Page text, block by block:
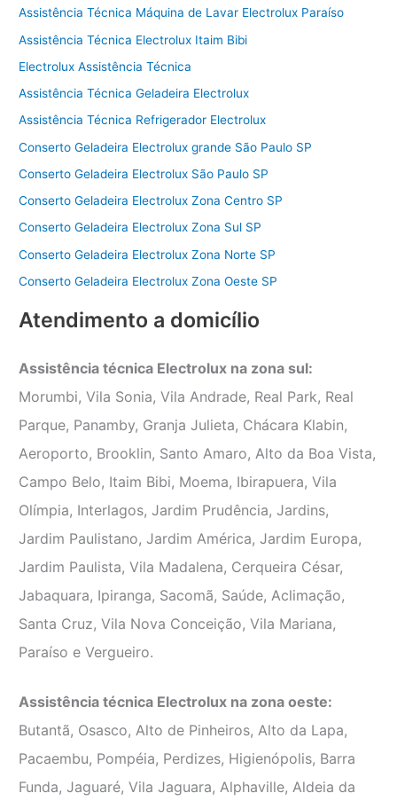
Assistência Técnica Máquina de Lavar Electrolux Paraíso
Assistência Técnica Electrolux Itaim Bibi
Electrolux Assistência Técnica
Assistência Técnica Geladeira Electrolux
Assistência Técnica Refrigerador Electrolux
Conserto Geladeira Electrolux grande São Paulo SP
Conserto Geladeira Electrolux São Paulo SP
Conserto Geladeira Electrolux Zona Centro SP
Conserto Geladeira Electrolux Zona Sul SP
Conserto Geladeira Electrolux Zona Norte SP
Conserto Geladeira Electrolux Zona Oeste SP
Atendimento a domicílio
Assistência técnica Electrolux na zona sul:
Morumbi, Vila Sonia, Vila Andrade, Real Park, Real
Parque, Panamby, Granja Julieta, Chácara Klabin,
Aeroporto, Brooklin, Santo Amaro, Alto da Boa Vista,
Campo Belo, Itaim Bibi, Moema, Ibirapuera, Vila
Olímpia, Interlagos, Jardim Prudência, Jardins,
Jardim Paulistano, Jardim América, Jardim Europa,
Jardim Paulista, Vila Madalena, Cerqueira César,
Jabaquara, Ipiranga, Sacomã, Saúde, Aclimação,
Santa Cruz, Vila Nova Conceição, Vila Mariana,
Paraíso e Vergueiro.
Assistência técnica Electrolux na zona oeste:
Butantã, Osasco, Alto de Pinheiros, Alto da Lapa,
Pacaembu, Pompéia, Perdizes, Higienópolis, Barra
Funda, Jaguaré, Vila Jaguara, Alphaville, Aldeia da